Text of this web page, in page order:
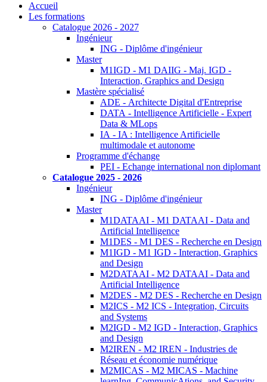
Accueil
Les formations
Catalogue 2026 - 2027
Ingénieur
ING - Diplôme d'ingénieur
Master
M1IGD - M1 DAIIG - Maj. IGD -
Interaction, Graphics and Design
Mastère spécialisé
ADE - Architecte Digital d'Entreprise
DATA - Intelligence Artificielle - Expert
Data & MLops
IA - IA : Intelligence Artificielle
multimodale et autonome
Programme d'échange
PEI - Echange international non diplomant
Catalogue 2025 - 2026
Ingénieur
ING - Diplôme d'ingénieur
Master
M1DATAAI - M1 DATAAI - Data and
Artificial Intelligence
M1DES - M1 DES - Recherche en Design
M1IGD - M1 IGD - Interaction, Graphics
and Design
M2DATAAI - M2 DATAAI - Data and
Artificial Intelligence
M2DES - M2 DES - Recherche en Design
M2ICS - M2 ICS - Integration, Circuits
and Systems
M2IGD - M2 IGD - Interaction, Graphics
and Design
M2IREN - M2 IREN - Industries de
Réseau et économie numérique
M2MICAS - M2 MICAS - Machine